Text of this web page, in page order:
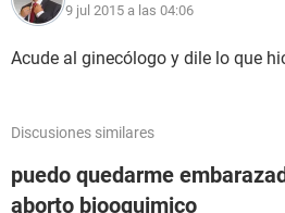
9 jul 2015 a las 04:06
Acude al ginecólogo y dile lo que
Discusiones similares
puedo quedarme
aborto biooquimico